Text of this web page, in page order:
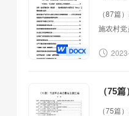
（87篇
施农村党
（75
（75篇